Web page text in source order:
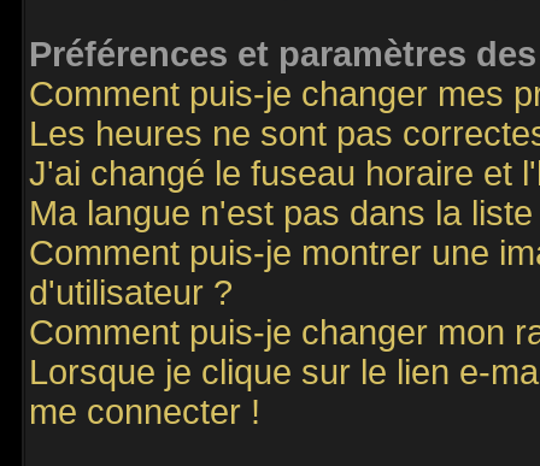
Préférences et paramètres
Comment puis-je changer mes
Les heures ne sont pas
J'ai changé le fuseau horaire et
Ma langue n'est pas dans la liste
Comment puis-je montrer une
d'utilisateur ?
Comment puis-je changer mon
Lorsque je clique sur le lien e-
me connecter !